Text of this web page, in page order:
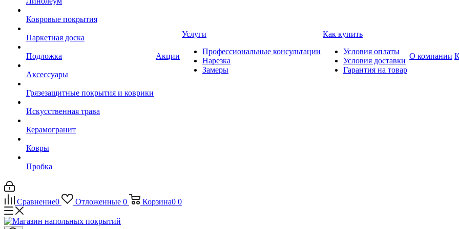
Ковровые покрытия
Паркетная доска
Подложка
Аксессуары
Грязезащитные покрытия и коврики
Искусственная трава
Керамогранит
Ковры
Пробка
Акции
Услуги
Профессиональные консультации
Нарезка
Замеры
Как купить
Условия оплаты
Условия доставки
Гарантия на товар
О компании
Сравнение0 Отложенные 0 Корзина0 0